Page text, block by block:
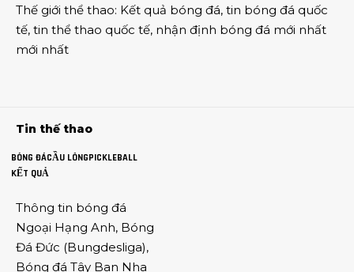
Thế giới thể thao: Kết quả bóng đá, tin bóng đá quốc
tế, tin thể thao quốc tế, nhận định bóng đá mới nhất
mới nhất
Tin thế thao
BÓNG ĐÁCẦU LÔNGPICKLEBALL
KẾT QUẢ
Thông tin bóng đá
Ngoại Hạng Anh, Bóng
Đá Đức (Bungdesliga),
Bóng đá Tây Ban Nha